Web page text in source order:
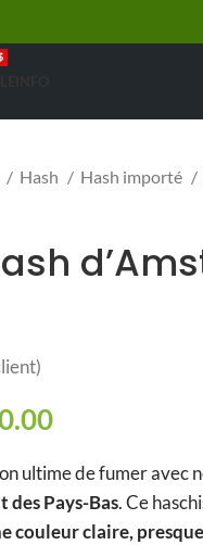
Hash Hash importé
ultime de fumer avec
Pays-Bas. Ce
couleur claire,